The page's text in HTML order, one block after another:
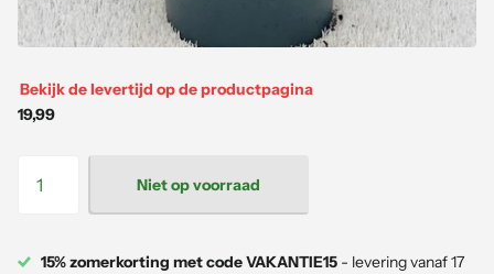
Bekijk de levertijd op de productpagina
19,99
Niet op voorraad
15% zomerkorting met code VAKANTIE15 - levering vanaf 17